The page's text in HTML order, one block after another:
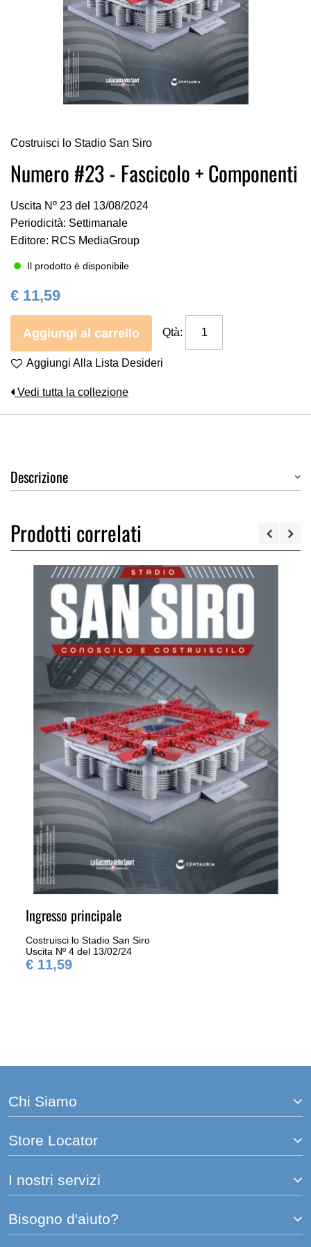
all'inizio
della
galleria
immagini
Costruisci lo Stadio San Siro
Numero #23 - Fascicolo + Componenti
Uscita Nº 23 del 13/08/2024
Periodicità: Settimanale
Editore: RCS MediaGroup
Il prodotto è disponibile
€ 11,59
Aggiungi al carrello Qtà:
Aggiungi Alla Lista Desideri
Vedi tutta la collezione
Descrizione
Prodotti correlati
Ingresso principale
Costruisci lo Stadio San Siro
Uscita Nº 4 del 13/02/24
€ 11,59
Chi Siamo
Store Locator
I nostri servizi
Bisogno d'aiuto?